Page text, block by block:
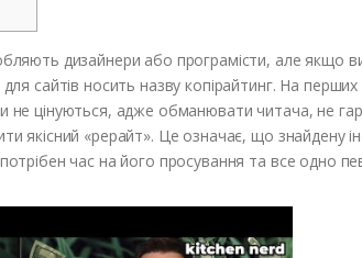
дизайнери або програмісти, але якщо
сайтів носить назву копірайтинг. На
не цінуються, адже обманювати читача, не
якісний «рерайт». Це означає, що знайдену
час на його просування та все одно